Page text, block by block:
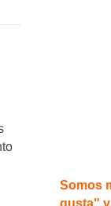
Somos
gusta"